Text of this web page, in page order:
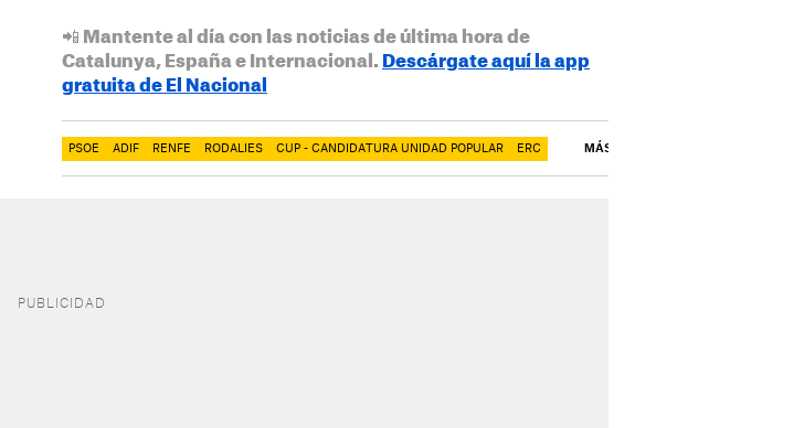
📲 Mantente al día con las noticias de última hora de
Catalunya, España e Internacional. Descárgate aquí la app
gratuita de El Nacional
PSOE ADIF RENFE RODALIES CUP - CANDIDATURA UNIDAD POPULAR ERC MÁS